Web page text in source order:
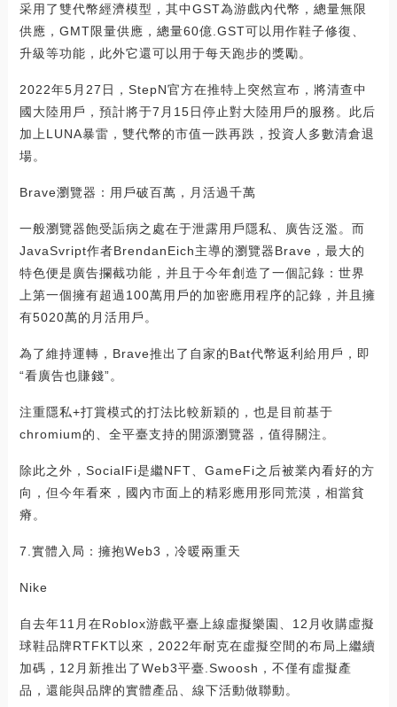
采用了雙代幣經濟模型，其中GST為游戲內代幣，總量無限
供應，GMT限量供應，總量60億.GST可以用作鞋子修復、
升級等功能，此外它還可以用于每天跑步的獎勵。
2022年5月27日，StepN官方在推特上突然宣布，將清查中
國大陸用戶，預計將于7月15日停止對大陸用戶的服務。此后
加上LUNA暴雷，雙代幣的市值一跌再跌，投資人多數清倉退
場。
Brave瀏覽器：用戶破百萬，月活過千萬
一般瀏覽器飽受詬病之處在于泄露用戶隱私、廣告泛濫。而
JavaSvript作者BrendanEich主導的瀏覽器Brave，最大的
特色便是廣告攔截功能，并且于今年創造了一個記錄：世界
上第一個擁有超過100萬用戶的加密應用程序的記錄，并且擁
有5020萬的月活用戶。
為了維持運轉，Brave推出了自家的Bat代幣返利給用戶，即
“看廣告也賺錢”。
注重隱私+打賞模式的打法比較新穎的，也是目前基于
chromium的、全平臺支持的開源瀏覽器，值得關注。
除此之外，SocialFi是繼NFT、GameFi之后被業內看好的方
向，但今年看來，國內市面上的精彩應用形同荒漠，相當貧
瘠。
7.實體入局：擁抱Web3，冷暖兩重天
Nike
自去年11月在Roblox游戲平臺上線虛擬樂園、12月收購虛擬
球鞋品牌RTFKT以來，2022年耐克在虛擬空間的布局上繼續
加碼，12月新推出了Web3平臺.Swoosh，不僅有虛擬產
品，還能與品牌的實體產品、線下活動做聯動。